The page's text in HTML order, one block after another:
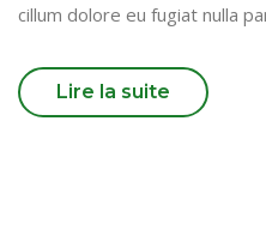
cillum dolore eu fugiat nulla
Lire la suite